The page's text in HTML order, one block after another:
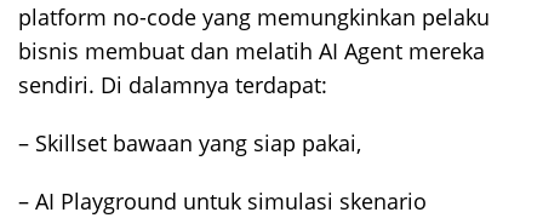
platform no-code yang memungkinkan pelaku
bisnis membuat dan melatih AI Agent mereka
sendiri. Di dalamnya terdapat:
– Skillset bawaan yang siap pakai,
– AI Playground untuk simulasi skenario